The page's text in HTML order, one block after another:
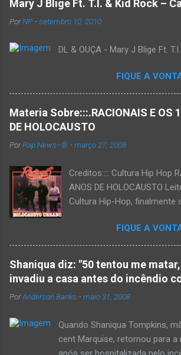
Mary J Blige Ft. T.I. & Kid Rock –
PorNP -setembro 10, 2010
DL & OUÇA - Mary J Blige Ft.
FIQUE A
Materia Sobre:::.RACIONAIS E OS
DE HOLOCAUSTO
PorRap News--® -março 27, 2008
Creditos:::: Cultura Hip Hop
ANOS DE HOLOCAUSTO
Cultura Hip-Hop, finalmente
que há muito tempo vinha
espécie de "ensaio-tributo"
importante do rap brasileiro,
anos agora em 2008. Falo
Urbano", do grupo
Como de costume, uma
que o brasileiro não tem
muito por aí que não
FIQUE A
Shaniqua diz: "50 tentou me
invadiu a casa antes do incêndio
PorAnderson Banks -maio 31, 2008
Quando Shaniqua Tompkins,
cent Marquise, retornou para a